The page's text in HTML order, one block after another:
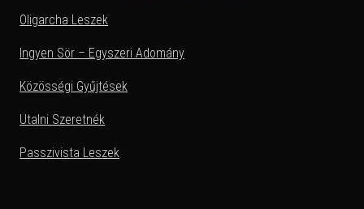
Oligarcha Leszek
Ingyen Sör – Egyszeri Adomány
Közösségi Gyűjtések
Utalni Szeretnék
Passzivista Leszek